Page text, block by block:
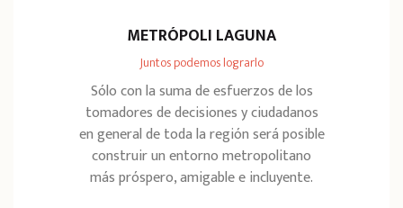
METRÓPOLI LAGUNA
Juntos podemos lograrlo
Sólo con la suma de esfuerzos de los
tomadores de decisiones y ciudadanos
en general de toda la región será posible
construir un entorno metropolitano
más próspero, amigable e incluyente.